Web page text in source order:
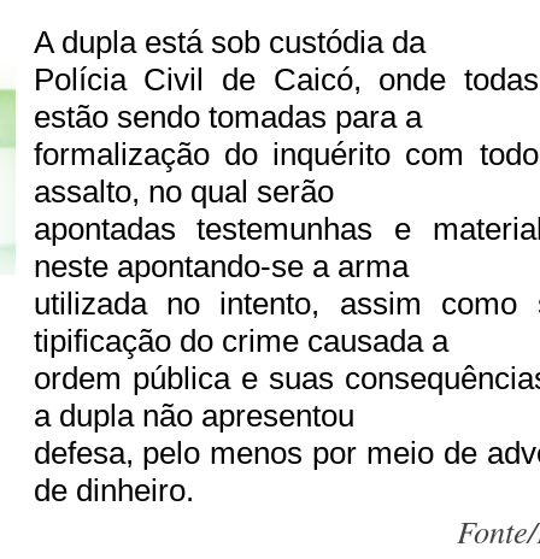
A dupla está sob custódia da
Polícia Civil de Caicó, onde
estão sendo tomadas para a
formalização do inquérito com
assalto, no qual serão
apontadas testemunhas e
neste apontando-se a arma
utilizada no intento, assim como
tipificação do crime causada a
ordem pública e suas
a dupla não apresentou
defesa, pelo menos por meio de
de dinheiro.
Fonte